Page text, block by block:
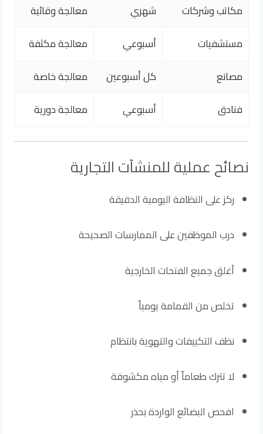
مكاتب وشركات
شهري
معالجة وقائية
مستشفيات
أسبوعي
معالجة مكثفة
مصانع
كل أسبوعين
معالجة خاصة
فنادق
أسبوعي معالجة دورية
نصائح عملية للمنشآت التجارية
ركز على النظافة اليومية الدقيقة
درب الموظفين على الممارسات الصحيحة
أغلق جميع الفتحات الخارجية
تخلص من القمامة يومياً
نظف التكييفات والتهوية بانتظام
لا تترك طعاماً أو مياه مكشوفة
افحص البضائع الواردة بحذر